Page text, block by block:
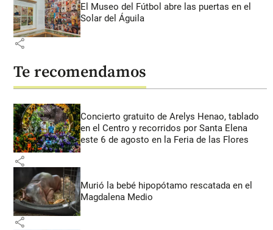
El Museo del Fútbol abre las puertas en el
Solar del Águila
share
Te recomendamos
Concierto gratuito de Arelys Henao, tablado
en el Centro y recorridos por Santa Elena
este 6 de agosto en la Feria de las Flores
share
Murió la bebé hipopótamo rescatada en el
Magdalena Medio
share